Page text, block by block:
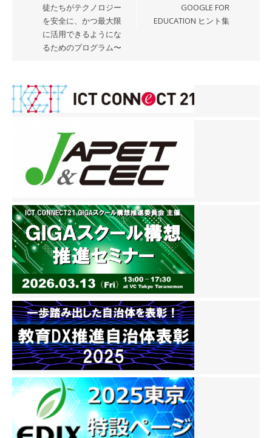
ン
徒たちがテクノロジー
を安全に、かつ最大限
に活用できるようにな
るためのプログラム〜
GOOGLE FOR
EDUCATION ヒント集